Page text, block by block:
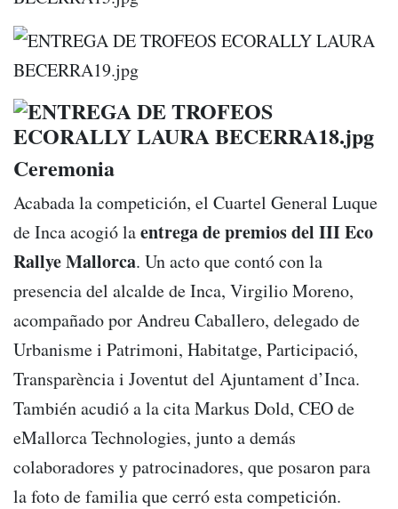
Ceremonia
Acabada la competición, el Cuartel General Luque
de Inca acogió laentrega de premios del III Eco
Rallye Mallorca. Un acto que contó con la
presencia del alcalde de Inca, Virgilio Moreno,
acompañado por Andreu Caballero, delegado de
Urbanisme i Patrimoni, Habitatge, Participació,
Transparència i Joventut del Ajuntament d’Inca.
También acudió a la cita Markus Dold, CEO de
eMallorca Technologies, junto a demás
colaboradores y patrocinadores, que posaron para
la foto de familia que cerró esta competición.